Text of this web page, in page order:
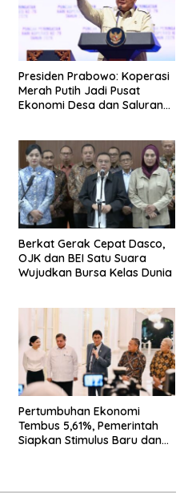
Presiden Prabowo: Koperasi
Merah Putih Jadi Pusat
Ekonomi Desa dan Saluran
Berkat Gerak Cepat Dasco,
OJK dan BEI Satu Suara
Wujudkan Bursa Kelas Dunia
Pertumbuhan Ekonomi
Tembus 5,61%, Pemerintah
Siapkan Stimulus Baru dan